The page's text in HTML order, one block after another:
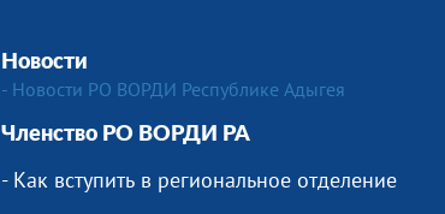
Новости
- Новости РО ВОРДИ Республике Адыгея
Членство РО ВОРДИ РА
- Как вступить в региональное отделение